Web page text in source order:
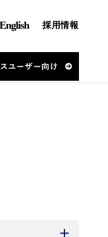
English 採用情報